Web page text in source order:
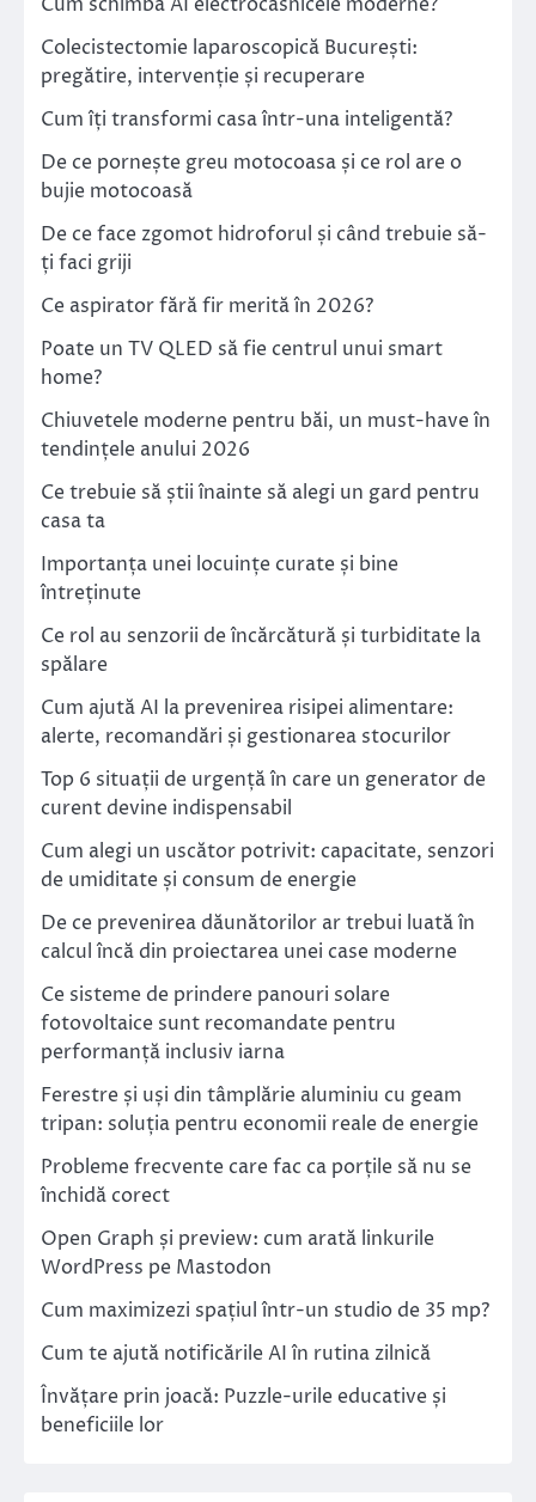
Colecistectomie laparoscopică București:
pregătire, intervenție și recuperare
Cum îți transformi casa într-una inteligentă?
De ce pornește greu motocoasa și ce rol are o
bujie motocoasă
De ce face zgomot hidroforul și când trebuie să-
ți faci griji
Ce aspirator fără fir merită în 2026?
Poate un TV QLED să fie centrul unui smart
home?
Chiuvetele moderne pentru băi, un must-have în
tendințele anului 2026
Ce trebuie să știi înainte să alegi un gard pentru
casa ta
Importanța unei locuințe curate și bine
întreținute
Ce rol au senzorii de încărcătură și turbiditate la
spălare
Cum ajută AI la prevenirea risipei alimentare:
alerte, recomandări și gestionarea stocurilor
Top 6 situații de urgență în care un generator de
curent devine indispensabil
Cum alegi un uscător potrivit: capacitate, senzori
de umiditate și consum de energie
De ce prevenirea dăunătorilor ar trebui luată în
calcul încă din proiectarea unei case moderne
Ce sisteme de prindere panouri solare
fotovoltaice sunt recomandate pentru
performanță inclusiv iarna
Ferestre și uși din tâmplărie aluminiu cu geam
tripan: soluția pentru economii reale de energie
Probleme frecvente care fac ca porțile să nu se
închidă corect
Open Graph și preview: cum arată linkurile
WordPress pe Mastodon
Cum maximizezi spațiul într-un studio de 35 mp?
Cum te ajută notificările AI în rutina zilnică
Învățare prin joacă: Puzzle-urile educative și
beneficiile lor